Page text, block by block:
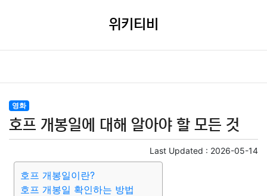
위키티비
영화
호프 개봉일에 대해 알아야 할 모든 것
Last Updated : 2026-05-14
호프 개봉일이란?
호프 개봉일 확인하는 방법